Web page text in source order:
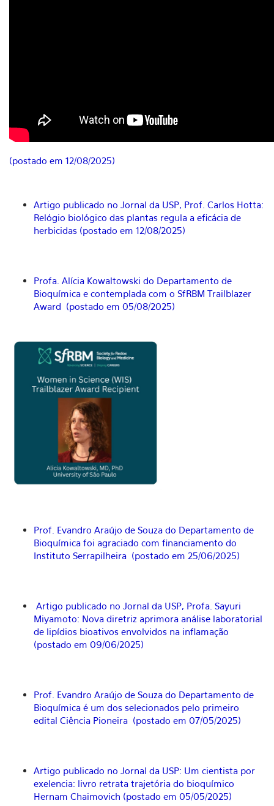
(postado em 12/08/2025)
Artigo publicado no Jornal da USP, Prof. Carlos Hotta:
Relógio biológico das plantas regula a eficácia de
herbicidas (postado em 12/08/2025)
Profa. Alícia Kowaltowski do Departamento de
Bioquímica e contemplada com o SfRBM Trailblazer
Award (postado em 05/08/2025)
Prof. Evandro Araújo de Souza do Departamento de
Bioquímica foi agraciado com financiamento do
Instituto Serrapilheira (postado em 25/06/2025)
Artigo publicado no Jornal da USP, Profa. Sayuri
Miyamoto: Nova diretriz aprimora análise laboratorial
de lipídios bioativos envolvidos na inflamação
(postado em 09/06/2025)
Prof. Evandro Araújo de Souza do Departamento de
Bioquímica é um dos selecionados pelo primeiro
edital Ciência Pioneira (postado em 07/05/2025)
Artigo publicado no Jornal da USP: Um cientista por
exelencia: livro retrata trajetória do bioquímico
Hernam Chaimovich (postado em 05/05/2025)